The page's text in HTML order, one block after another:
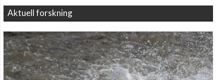
Aktuell forskning